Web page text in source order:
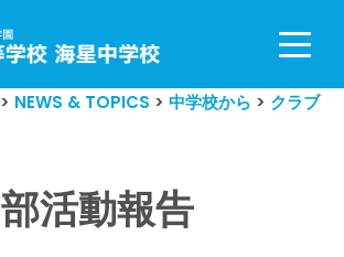
> NEWS & TOPICS > 中学校から > クラブ
部活動報告